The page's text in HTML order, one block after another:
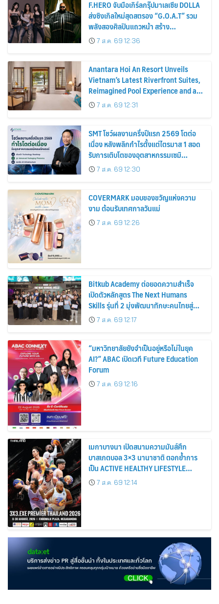
F.HERO จับมือเกิร์ลกรุ๊ปมาเลเซีย DOLLA
ส่งซิงเกิลใหม่สุดสตรอง “G.O.A.T” รวม
พลังสองศิลปินแถวหน้า สร้าง
ปรากฏการณ์ใหม่แห่งวงการเพลงอาเซียน
7 ส.ค. 69 12:36
Anantara Hoi An Resort Unveils
Vietnam’s Latest Riverfront Suites,
Reimagined Pool Experience and a
Vibrant New Dining Destination
7 ส.ค. 69 12:31
SMT โชว์ผลงานครึ่งปีแรก 2569 โตต่อ
เนื่อง หลังพลิกกำไรตั้งแต่ไตรมาส 1 สอด
รับการเติบโตของอุตสาหกรรมเซมิ
คอนดักเตอร์
7 ส.ค. 69 12:30
COVERMARK มอบของขวัญแห่งความ
งาม ต้อนรับเทศกาลวันแม่
7 ส.ค. 69 12:26
Bitkub Academy ต่อยอดความสำเร็จ
เปิดตัวหลักสูตร The Next Humans
Skills รุ่นที่ 2 มุ่งพัฒนาทักษะคนไทยสู่
การเป็นคนของอนาคต
7 ส.ค. 69 12:17
“มหาวิทยาลัยยังจำเป็นอยู่หรือไม่ในยุค
AI?” ABAC เปิดเวที Future Education
Forum
7 ส.ค. 69 12:16
เมกาบางนา เปิดสนามความมันส์ศึก
บาสเกตบอล 3×3 นานาชาติ ตอกย้ำการ
เป็น ACTIVE HEALTHY LIFESTYLE
DESTINATION วันที่ 8 – 30 ส.ค. 69 ณ
ฟู้ดวอล์ค พลาซ่า ศูนย์การค้าเมกาบางนา
7 ส.ค. 69 12:14